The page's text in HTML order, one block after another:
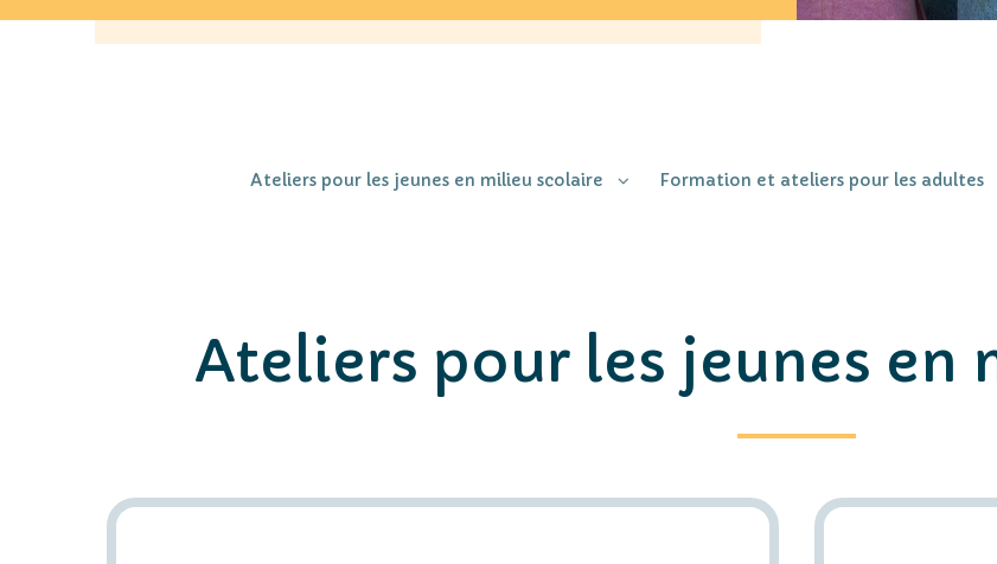
Ateliers pour les jeunes en milieu scolaire Formation et ateliers pour les adultes
Ateliers pour les jeunes en